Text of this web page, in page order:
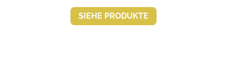
SIEHE PRO­DUKTE